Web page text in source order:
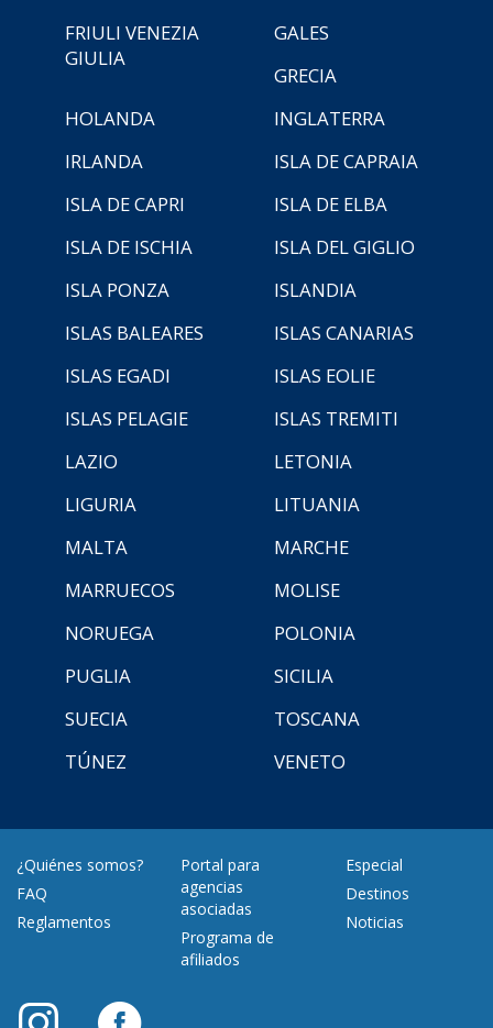
FRIULI VENEZIA
GIULIA
GALES
GRECIA
HOLANDA
INGLATERRA
IRLANDA
ISLA DE CAPRAIA
ISLA DE CAPRI
ISLA DE ELBA
ISLA DE ISCHIA
ISLA DEL GIGLIO
ISLA PONZA
ISLANDIA
ISLAS BALEARES
ISLAS CANARIAS
ISLAS EGADI
ISLAS EOLIE
ISLAS PELAGIE
ISLAS TREMITI
LAZIO
LETONIA
LIGURIA
LITUANIA
MALTA
MARCHE
MARRUECOS
MOLISE
NORUEGA
POLONIA
PUGLIA
SICILIA
SUECIA
TOSCANA
TÚNEZ
VENETO
¿Quiénes somos?
FAQ
Reglamentos
Portal para
agencias
asociadas
Programa de
afiliados
Especial
Destinos
Noticias